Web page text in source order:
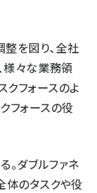
を図り、全社
様々な業務領
フォースのよ
フォースの役
。ダブルファネ
体のタスクや役